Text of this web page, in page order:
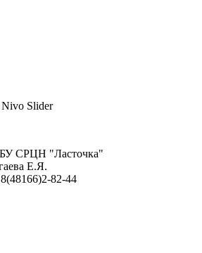
СРЦН "Ласточка"
Е.Я.
82-44